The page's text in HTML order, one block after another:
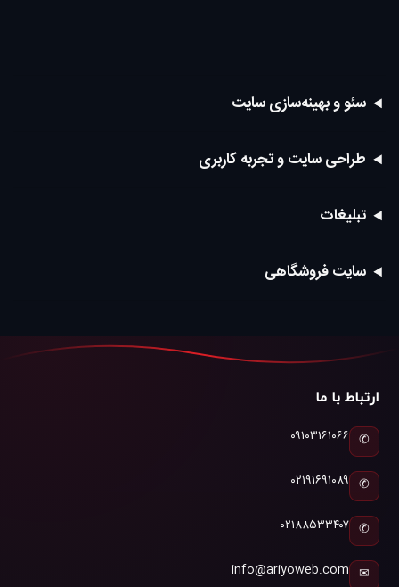
سئو و بهینه‌سازی سایت
طراحی سایت و تجربه کاربری
تبلیغات
سایت فروشگاهی
ارتباط با ما
✆ ۰۹۱۰۳۱۶۱۰۶۶
✆ ۰۲۱۹۱۶۹۱۰۸۹
✆ ۰۲۱۸۸۵۳۳۴۰۷
✉
info@ariyoweb.com